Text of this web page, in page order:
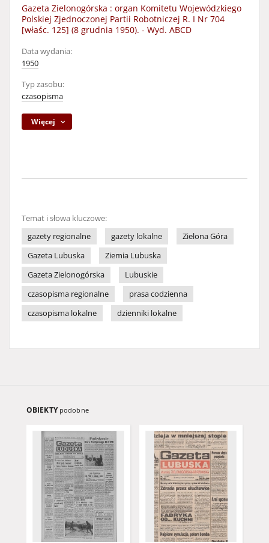
Gazeta Zielonogórska : organ Komitetu Wojewódzkiego
Polskiej Zjednoczonej Partii Robotniczej R. I Nr 704
[właśc. 125] (8 grudnia 1950). - Wyd. ABCD
Data wydania:
1950
Typ zasobu:
czasopisma
Więcej
Temat i słowa kluczowe:
gazety regionalne
gazety lokalne
Zielona Góra
Gazeta Lubuska
Ziemia Lubuska
Gazeta Zielonogórska
Lubuskie
czasopisma regionalne
prasa codzienna
czasopisma lokalne
dzienniki lokalne
OBIEKTY podobne